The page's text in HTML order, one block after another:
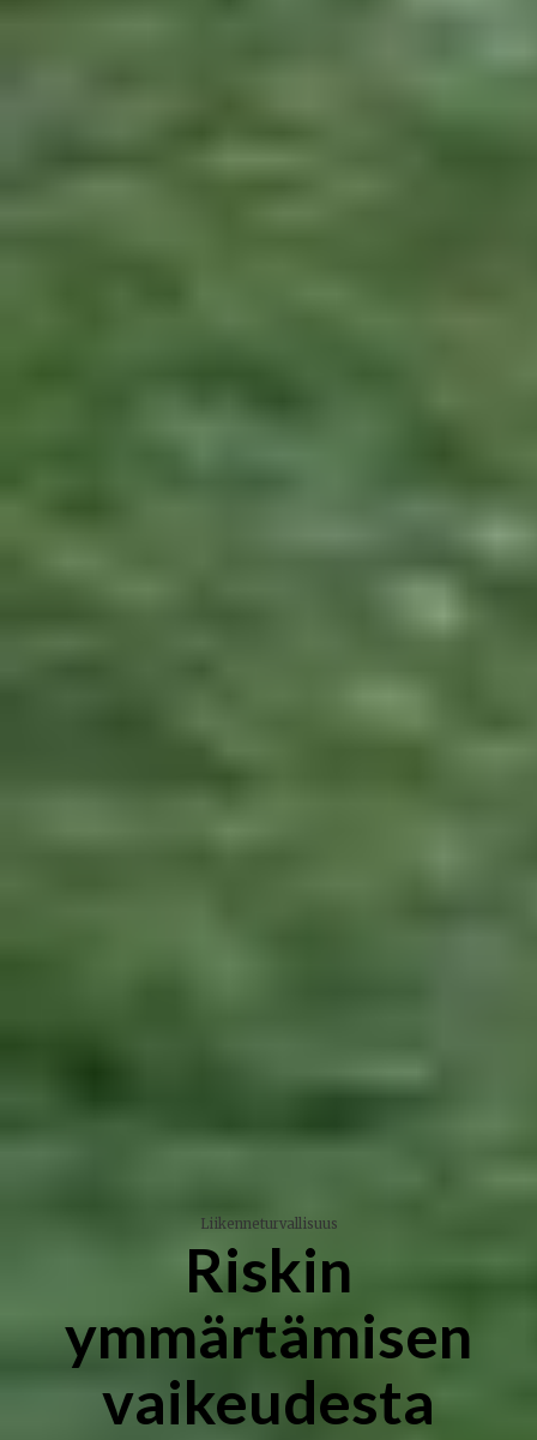
Liikenneturvallisuus
Riskin
ymmärtämisen
vaikeudesta